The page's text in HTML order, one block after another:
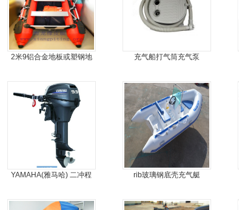
2米9铝合金地板或塑钢地
舟
充气船打气筒充气泵
YAMAHA(雅马哈) 二冲程
rib玻璃钢底壳充气艇